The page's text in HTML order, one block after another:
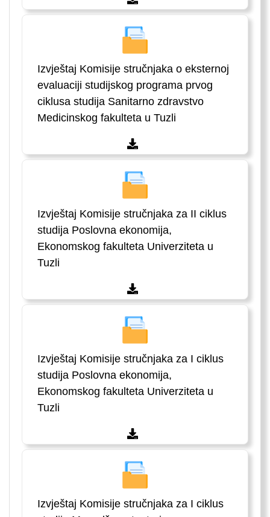
Izvještaj Komisije stručnjaka o eksternoj
evaluaciji studijskog programa prvog
ciklusa studija Sanitarno zdravstvo
Medicinskog fakulteta u Tuzli
Izvještaj Komisije stručnjaka za II ciklus
studija Poslovna ekonomija,
Ekonomskog fakulteta Univerziteta u
Tuzli
Izvještaj Komisije stručnjaka za I ciklus
studija Poslovna ekonomija,
Ekonomskog fakulteta Univerziteta u
Tuzli
Izvještaj Komisije stručnjaka za I ciklus